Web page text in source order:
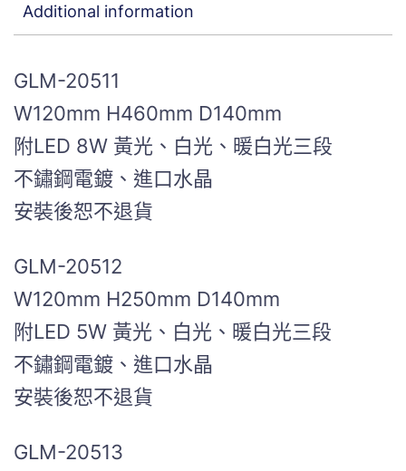
Additional information
GLM-20511
W120mm H460mm D140mm
附LED 8W 黃光、白光、暖白光三段
不鏽鋼電鍍、進口水晶
安裝後恕不退貨
GLM-20512
W120mm H250mm D140mm
附LED 5W 黃光、白光、暖白光三段
不鏽鋼電鍍、進口水晶
安裝後恕不退貨
GLM-20513